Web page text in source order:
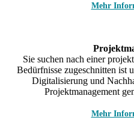
Mehr
Sie suchen nach einer
Bedürfnisse zugeschnitten ist
Digitalisierung und
Projektmanagement
Mehr